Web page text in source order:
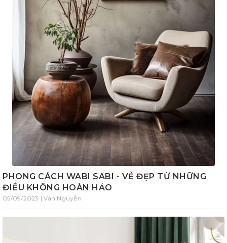
PHONG CÁCH WABI SABI - VẺ ĐẸP TỪ NHỮNG
ĐIỀU KHÔNG HOÀN HẢO
05/09/2023 | Vân Nguyễn